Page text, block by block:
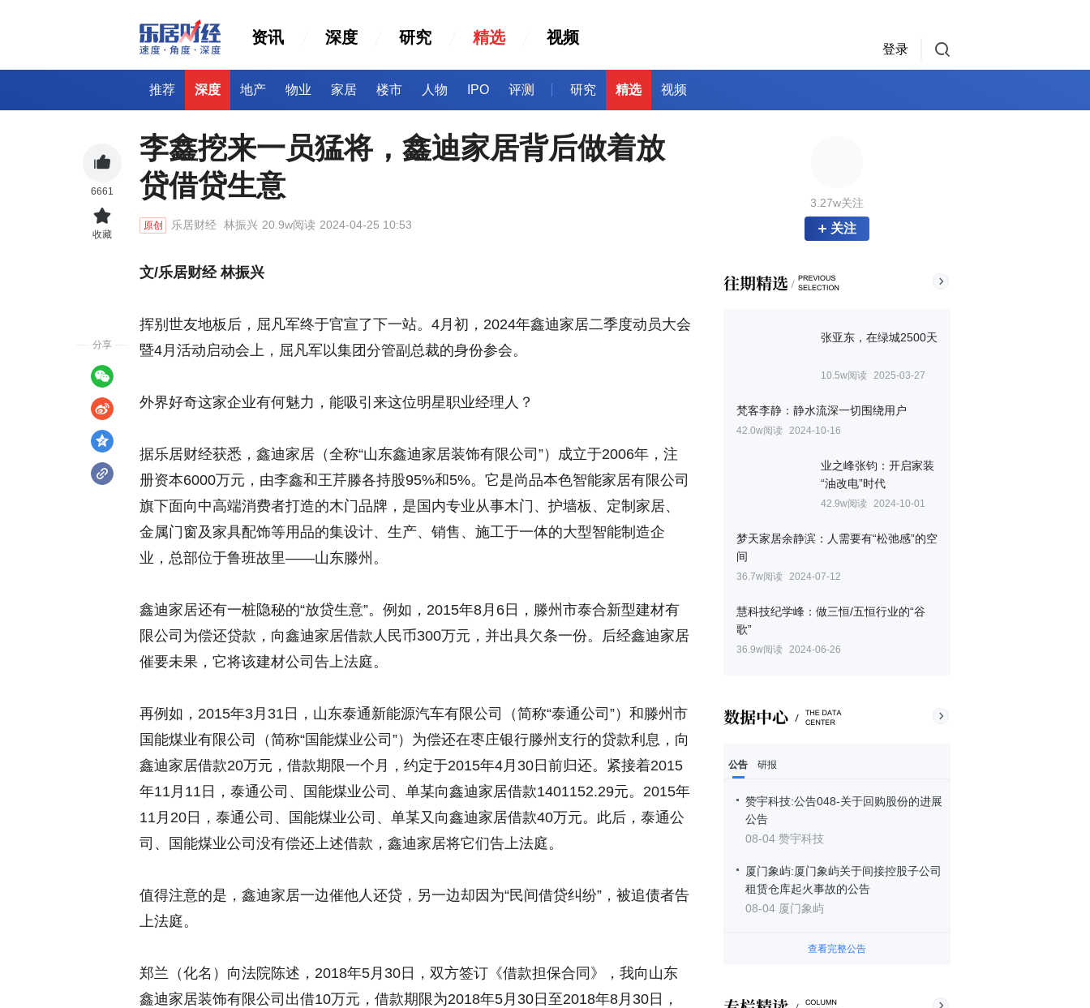
资讯 深度 研究 精选 视频
登录
推荐 深度 地产 物业 家居 楼市 人物 IPO 评测 研究 精选 视频
3.27w关注
关注
张亚东，在绿城2500天
10.5w阅读 2025-03-27
梵客李静：静水流深一切围绕用户
42.0w阅读 2024-10-16
业之峰张钧：开启家装
“油改电”时代
42.9w阅读 2024-10-01
梦天家居余静滨：人需要有“松弛感”的空
间
36.7w阅读 2024-07-12
慧科技纪学峰：做三恒/五恒行业的“谷
歌”
36.9w阅读 2024-06-26
公告 研报
赞宇科技:公告048-关于回购股份的进展
公告
08-04 赞宇科技
厦门象屿:厦门象屿关于间接控股子公司
租赁仓库起火事故的公告
08-04 厦门象屿
查看完整公告
李鑫挖来一员猛将，鑫迪家居背后做着放
贷借贷生意
原创 乐居财经 林振兴 20.9w阅读 2024-04-25 10:53
文/乐居财经 林振兴
挥别世友地板后，屈凡军终于官宣了下一站。4月初，2024年鑫迪家居二季度动员大会
暨4月活动启动会上，屈凡军以集团分管副总裁的身份参会。
外界好奇这家企业有何魅力，能吸引来这位明星职业经理人？
据乐居财经获悉，鑫迪家居（全称“山东鑫迪家居装饰有限公司”）成立于2006年，注
册资本6000万元，由李鑫和王芹滕各持股95%和5%。它是尚品本色智能家居有限公司
旗下面向中高端消费者打造的木门品牌，是国内专业从事木门、护墙板、定制家居、
金属门窗及家具配饰等用品的集设计、生产、销售、施工于一体的大型智能制造企
业，总部位于鲁班故里——山东滕州。
鑫迪家居还有一桩隐秘的“放贷生意”。例如，2015年8月6日，滕州市泰合新型建材有
限公司为偿还贷款，向鑫迪家居借款人民币300万元，并出具欠条一份。后经鑫迪家居
催要未果，它将该建材公司告上法庭。
再例如，2015年3月31日，山东泰通新能源汽车有限公司（简称“泰通公司”）和滕州市
国能煤业有限公司（简称“国能煤业公司”）为偿还在枣庄银行滕州支行的贷款利息，向
鑫迪家居借款20万元，借款期限一个月，约定于2015年4月30日前归还。紧接着2015
年11月11日，泰通公司、国能煤业公司、单某向鑫迪家居借款1401152.29元。2015年
11月20日，泰通公司、国能煤业公司、单某又向鑫迪家居借款40万元。此后，泰通公
司、国能煤业公司没有偿还上述借款，鑫迪家居将它们告上法庭。
值得注意的是，鑫迪家居一边催他人还贷，另一边却因为“民间借贷纠纷”，被追债者告
上法庭。
郑兰（化名）向法院陈述，2018年5月30日，双方签订《借款担保合同》，我向山东
鑫迪家居装饰有限公司出借10万元，借款期限为2018年5月30日至2018年8月30日，
6661
收藏
分享